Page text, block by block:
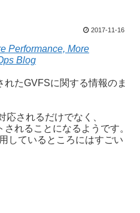
2017-11-16
Performance, More
Blog
たGVFSに関する情報のま
されるだけでなく、
れることになるようです。
しているところにはすごい